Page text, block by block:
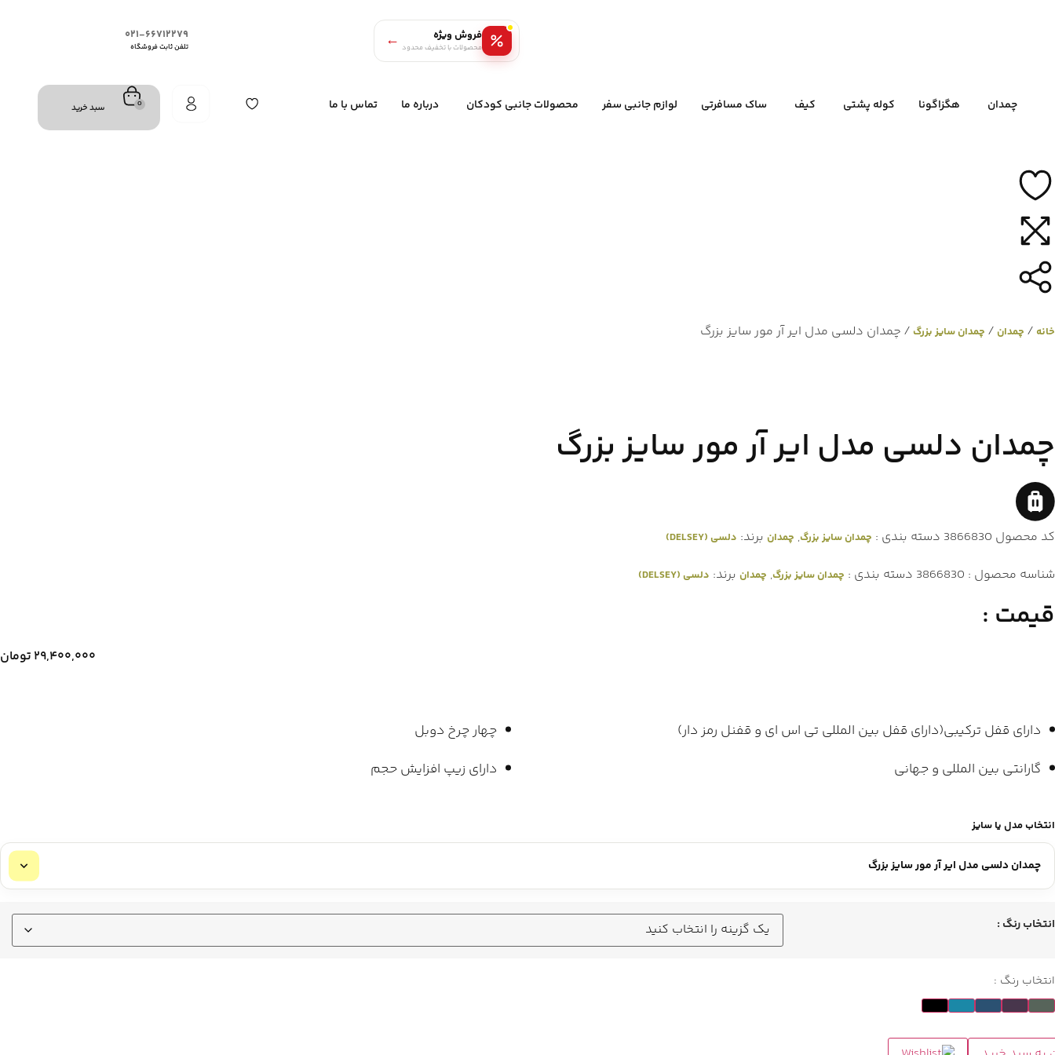
۰۲۱-۶۶۷۱۲۲۷۹
تلفن ثابت فروشگاه
فروش ویژه
محصولات با تخفیف محدود ←
چمدان هگزاگونا کوله پشتی کیف ساک مسافرتی لوازم جانبی سفر محصولات جانبی کودکان درباره ما تماس با ما سبد خرید 0
خانه / چمدان / چمدان سایز بزرگ / چمدان دلسی مدل ایر آر مور سایز بزرگ
چمدان دلسی مدل ایر آر مور سایز بزرگ
کد محصول 3866830 دسته بندی : چمدان سایز بزرگ, چمدان برند: دلسی (DELSEY)
شناسه محصول : 3866830 دسته بندی : چمدان سایز بزرگ, چمدان برند: دلسی (DELSEY)
قیمت :
۲۹,۴۰۰,۰۰۰ تومان
دارای قفل ترکیبی(دارای قفل بین المللی تی اس ای و قفنل رمز دار)
چهار چرخ دوبل
گارانتی بین المللی و جهانی
دارای زیپ افزایش حجم
انتخاب مدل یا سایز
انتخاب رنگ :
انتخاب رنگ :